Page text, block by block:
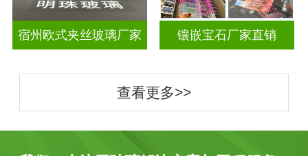
宿州欧式夹丝玻璃厂家 镶嵌宝石厂家直销
查看更多>>